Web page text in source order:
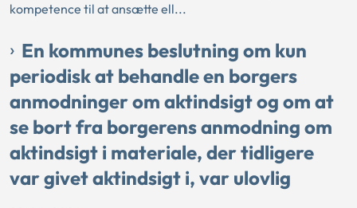
kompetence til at ansætte ell...
En kommunes beslutning om kun
periodisk at behandle en borgers
anmodninger om aktindsigt og om at
se bort fra borgerens anmodning om
aktindsigt i materiale, der tidligere
var givet aktindsigt i, var ulovlig